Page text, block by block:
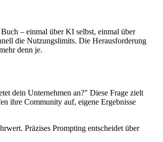
– einmal über KI selbst, einmal über
die Nutzungslimits. Die Herausforderung
denn je.
dein Unternehmen an?" Diese Frage zielt
ihre Community auf, eigene Ergebnisse
Präzises Prompting entscheidet über